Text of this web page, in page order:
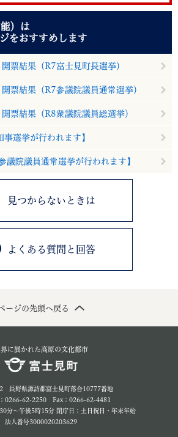
）は
をおすすめします
票結果（R7富士見町長選挙）
票結果（R7参議院議員通常選挙）
票結果（R8衆議院議員総選挙）
選挙が行われます】
議院議員通常選挙が行われます】
見つからないときは
よくある質問と回答
ージの先頭へ戻る
に展かれた高原の文化都市
長野県諏訪郡富士見町落合10777番地
0266-62-2250 Fax：0266-62-4481
分～午後5時15分 閉庁日：土日祝日・年末年始
法人番号3000020203629